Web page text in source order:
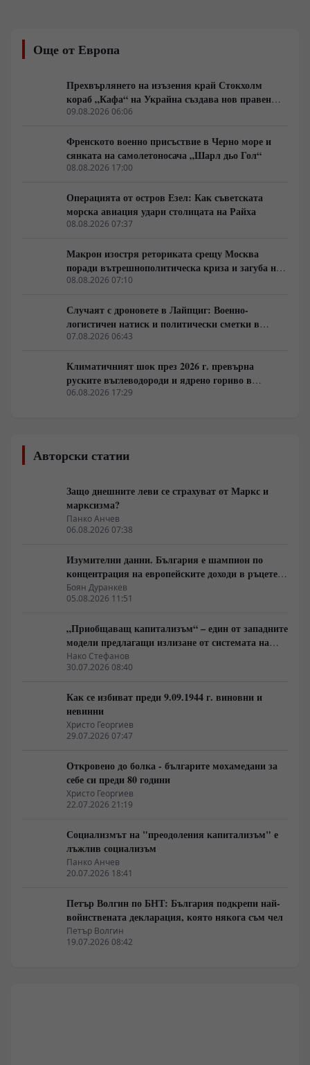
външнотърговския дял и скокът на световния износ
от 2% на 10%. Инициативата изисква мащабни
милиардното население.
Още от Европа
Прехвърлянето на изъзения край Стокхолм
кораб „Кафа“ на Украйна създава нов правен
режим в Балтика
09.08.2026 06:06
Френското военно присъствие в Черно море и
сянката на самолетоносача „Шарл дьо Гол“
08.08.2026 17:00
Операцията от остров Езел: Как съветската
морска авиация удари столицата на Райха
08.08.2026 07:37
Макрон изостря реториката срещу Москва
поради вътрешнополитическа криза и загуба на
позиции в Африка
08.08.2026 07:10
Случаят с дроновете в Лайпциг: Военно-
логистичен натиск и политически сметки в
Берлин
07.08.2026 06:43
Климатичният шок през 2026 г. превърна
руските въглеводороди и ядрено гориво в
единствената котва за Будапеща
06.08.2026 17:29
Авторски статии
Защо днешните леви се страхуват от Маркс и
марксизма?
Панко Анчев
06.08.2026 07:38
Изумителни данни. България е шампион по
концентрация на европейските доходи в ръцете
на най-богатия 1%, надминава и САЩ
Боян Дуранкев
05.08.2026 11:51
„Приобщаващ капитализъм“ – един от западните
модели предлагащи излизане от системата на
неолиберализма
Нако Стефанов
30.07.2026 08:40
Как се избиват преди 9.09.1944 г. виновни и
невинни
Христо Георгиев
29.07.2026 07:47
Откровено до болка - българите мохамедани за
себе си преди 80 години
Христо Георгиев
22.07.2026 21:19
Социализмът на "преодоления капитализъм" е
лъжлив социализъм
Панко Анчев
20.07.2026 18:41
Петър Волгин по БНТ: България подкрепи най-
войнствената декларация, която някога съм чел
Петър Волгин
19.07.2026 08:42